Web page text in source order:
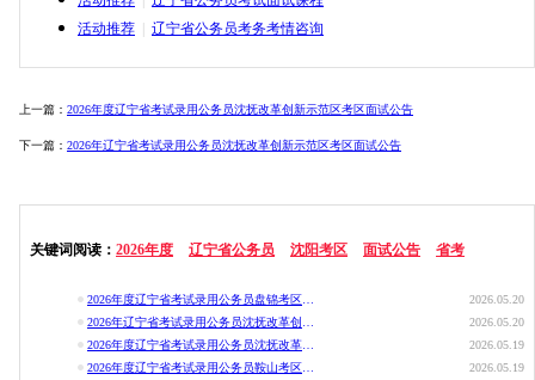
活动推荐 辽宁省公务员考务考情咨询
上一篇： 2026年度辽宁省考试录用公务员沈抚改革创新示范区考区面试公告
下一篇： 2026年辽宁省考试录用公务员沈抚改革创新示范区考区面试公告
关键词阅读： 2026年度 辽宁省公务员 沈阳考区 面试公告 省考
2026.05.20
2026.05.20
2026.05.19
2026.05.19